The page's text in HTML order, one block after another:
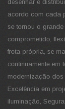
desenhar e
acordo com cada
se tornou o
comprometido,
frota própria, se
continuamente em
modernização
Excelência em
iluminação,